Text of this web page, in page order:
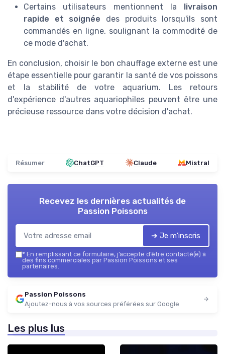
Certains utilisateurs mentionnent la livraison
rapide et soignée des produits lorsqu'ils sont
commandés en ligne, soulignant la commodité de
ce mode d'achat.
En conclusion, choisir le bon chauffage externe est une
étape essentielle pour garantir la santé de vos poissons
et la stabilité de votre aquarium. Les retours
d'expérience d'autres aquariophiles peuvent être une
précieuse ressource dans votre décision d'achat.
Résumer ChatGPT Claude Mistral
Recevez les dernières actualités de
Passion Poissons
➔ Je m'inscris
* En remplissant ce formulaire, j’accepte d’être contacté(e) à
des fins commerciales par Passion Poissons et ses
partenaires.
Passion Poissons
Ajoutez-nous à vos sources préférées sur Google
Les plus lus